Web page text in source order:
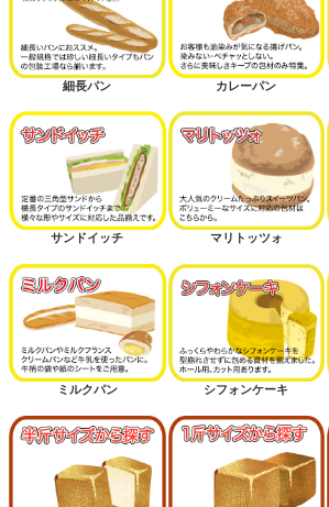
細長パン カレーパン
サンドイッチ マリトッツォ
ミルクパン シフォンケーキ